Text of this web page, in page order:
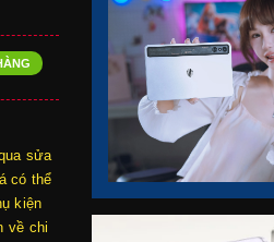
sửa
có thể
kiện
về chi